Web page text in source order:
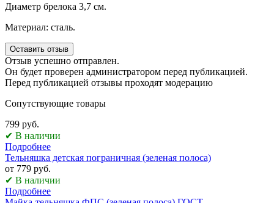
Диаметр брелока 3,7 см.
Материал: сталь.
Оставить отзыв
Отзыв успешно отправлен.
Он будет проверен администратором перед публикацией.
Перед публикацией отзывы проходят модерацию
Сопутствующие товары
799 руб.
✔ В наличии
Подробнее
Тельняшка детская пограничная (зеленая полоса)
от 779 руб.
✔ В наличии
Подробнее